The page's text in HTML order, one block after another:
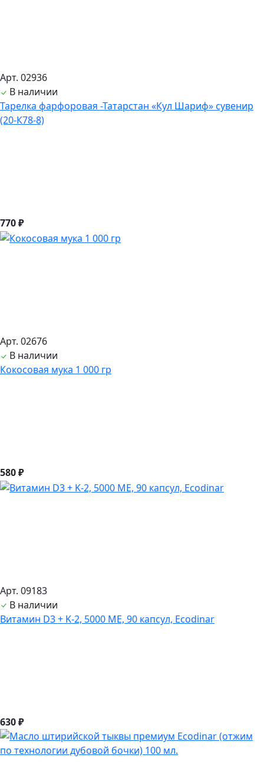
Арт. 02936
В наличии
Тарелка фарфоровая -Татарстан «Кул Шариф» сувенир
(20-К78-8)
770 ₽
Арт. 02676
В наличии
Кокосовая мука 1 000 гр
580 ₽
Арт. 09183
В наличии
Витамин D3 + K-2, 5000 ME, 90 капсул, Ecodinar
630 ₽